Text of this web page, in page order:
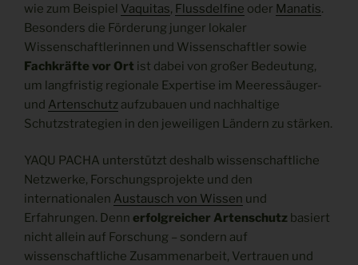
wie zum Beispiel Vaquitas, Flussdelfine oder Manatis.
Besonders die Förderung junger lokaler
Wissenschaftlerinnen und Wissenschaftler sowie
Fachkräfte vor Ort ist dabei von großer Bedeutung,
um langfristig regionale Expertise im Meeressäuger-
und Artenschutz aufzubauen und nachhaltige
Schutzstrategien in den jeweiligen Ländern zu stärken.
YAQU PACHA unterstützt deshalb wissenschaftliche
Netzwerke, Forschungsprojekte und den
internationalen Austausch von Wissen und
Erfahrungen. Denn erfolgreicher Artenschutz basiert
nicht allein auf Forschung – sondern auf
wissenschaftliche Zusammenarbeit, Vertrauen und